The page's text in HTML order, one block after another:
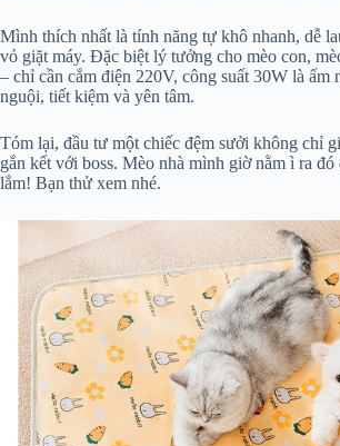
Mình thích nhất là tính năng tự khô nhanh, dễ
vỏ giặt máy. Đặc biệt lý tưởng cho mèo con,
– chỉ cần cắm điện 220V, công suất 30W là ấm
nguội, tiết kiệm và yên tâm.
Tóm lại, đầu tư một chiếc đệm sưởi không chỉ
gắn kết với boss. Mèo nhà mình giờ nằm ì ra đó
lắm! Bạn thử xem nhé.